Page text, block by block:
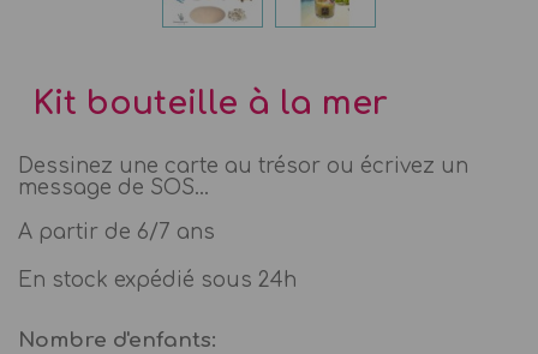
Kit bouteille à la mer
Dessinez une carte au trésor ou écrivez un
message de SOS...
A partir de 6/7 ans
En stock expédié sous 24h
Nombre d'enfants: